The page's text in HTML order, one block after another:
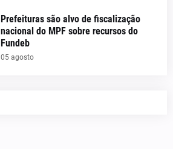
Prefeituras são alvo de fiscalização
nacional do MPF sobre recursos do
Fundeb
05 agosto